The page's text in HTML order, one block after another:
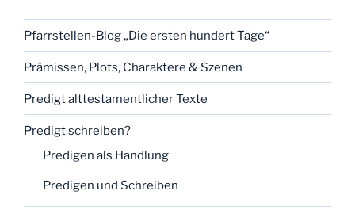
Pfarrstellen-Blog „Die ersten hundert Tage“
Prämissen, Plots, Charaktere & Szenen
Predigt alttestamentlicher Texte
Predigt schreiben?
Predigen als Handlung
Predigen und Schreiben